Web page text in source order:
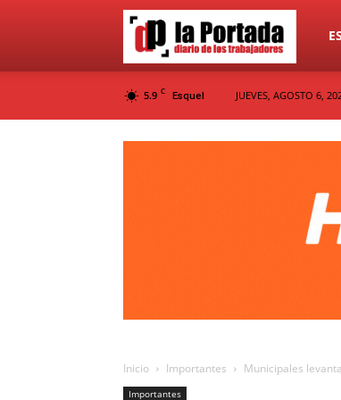
La
5.9 C Esquel JUEVES, AGOSTO 6,
Inicio Importantes Municipales
Importantes